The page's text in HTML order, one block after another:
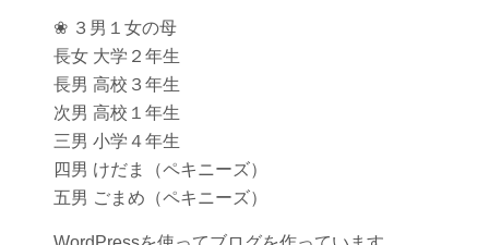
❀ ３男１女の母
長女 大学２年生
長男 高校３年生
次男 高校１年生
三男 小学４年生
四男 けだま（ペキニーズ）
五男 ごまめ（ペキニーズ）